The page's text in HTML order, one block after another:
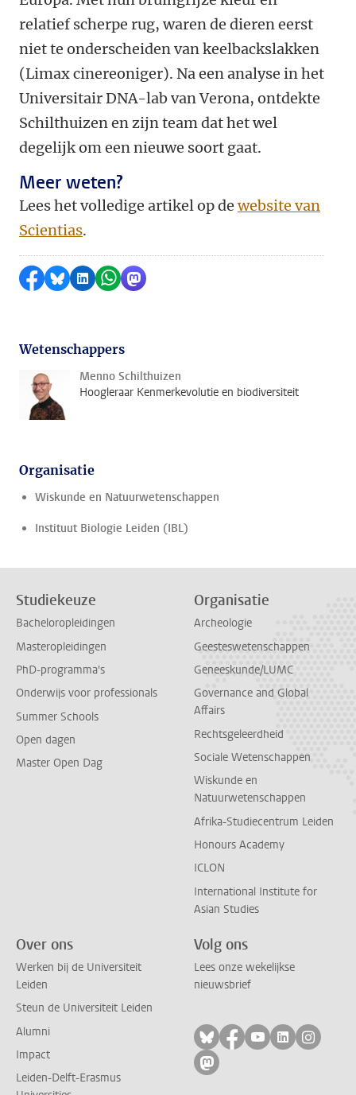
relatief scherpe rug, waren de dieren eerst
niet te onderscheiden van keelbackslakken
(Limax cinereoniger). Na een analyse in het
Universitair DNA-lab van Verona, ontdekte
Schilthuizen en zijn team dat het wel
degelijk om een nieuwe soort gaat.
Meer weten?
Lees het volledige artikel op dewebsite van
Scientias.
Delen op Facebook
Delen via Bluesky
Delen op LinkedIn
Delen via WhatsApp
Delen via Mastodon
Wetenschappers
Menno Schilthuizen
Hoogleraar Kenmerkevolutie en biodiversiteit
Organisatie
Wiskunde en Natuurwetenschappen
Instituut Biologie Leiden (IBL)
Studiekeuze
Bacheloropleidingen
Masteropleidingen
PhD-programma's
Onderwijs voor professionals
Summer Schools
Open dagen
Master Open Dag
Organisatie
Archeologie
Geesteswetenschappen
Geneeskunde/LUMC
Governance and Global
Affairs
Rechtsgeleerdheid
Sociale Wetenschappen
Wiskunde en
Natuurwetenschappen
Afrika-Studiecentrum Leiden
Honours Academy
ICLON
International Institute for
Asian Studies
Over ons
Werken bij de Universiteit
Leiden
Steun de Universiteit Leiden
Alumni
Impact
Leiden-Delft-Erasmus
Volg ons
Lees onze wekelijkse
nieuwsbrief
Volg ons op bluesky
Volg ons op
Volg ons op
Volg ons
Volg
Volg ons op mastodon